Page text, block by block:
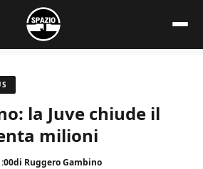
la Juve chiude il
milioni
di Ruggero Gambino